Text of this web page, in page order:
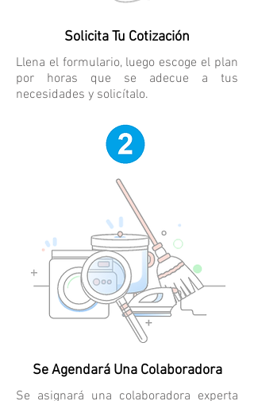
Solicita Tu Cotización
Llena el formulario, luego escoge el plan
por horas que se adecue a tus
necesidades y solicítalo.
Se Agendará Una Colaboradora
Se asignará una colaboradora experta